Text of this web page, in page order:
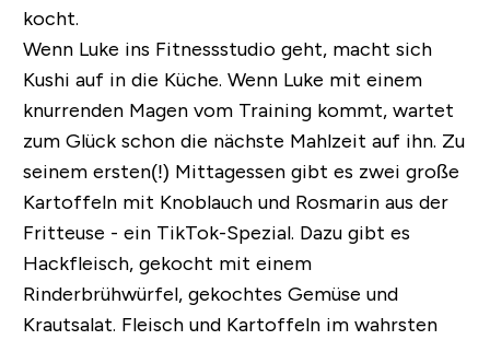
kocht.
Wenn Luke ins Fitnessstudio geht, macht sich
Kushi auf in die Küche. Wenn Luke mit einem
knurrenden Magen vom Training kommt, wartet
zum Glück schon die nächste Mahlzeit auf ihn. Zu
seinem ersten(!) Mittagessen gibt es zwei große
Kartoffeln mit Knoblauch und Rosmarin aus der
Fritteuse - ein TikTok-Spezial. Dazu gibt es
Hackfleisch, gekocht mit einem
Rinderbrühwürfel, gekochtes Gemüse und
Krautsalat. Fleisch und Kartoffeln im wahrsten